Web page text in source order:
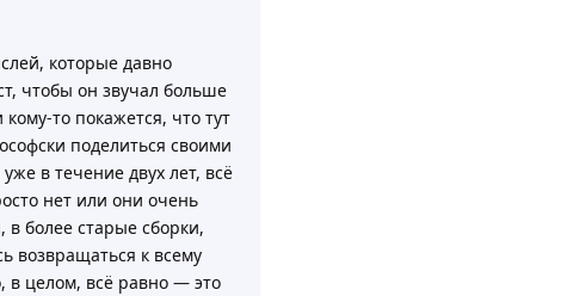
которые давно
чтобы он звучал больше
то покажется, что тут
поделиться своими
в течение двух лет, всё
нет или они очень
в более старые сборки,
возвращаться к всему
в целом, всё равно — это